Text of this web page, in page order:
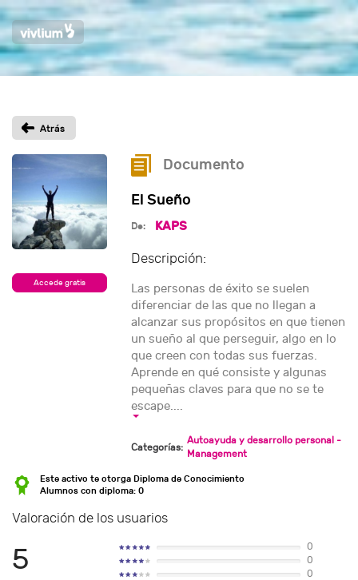
Accede gratis
Documento
El Sueño
De: KAPS
Descripción:
Las personas de éxito se suelen
diferenciar de las que no llegan a
alcanzar sus propósitos en que tienen
un sueño al que perseguir, algo en lo
que creen con todas sus fuerzas.
Aprende en qué consiste y algunas
pequeñas claves para que no se te
escape....
Categorías:
Autoayuda y desarrollo personal -
Management
Este activo te otorga Diploma de Conocimiento
Alumnos con diploma: 0
Valoración de los usuarios
5
0
0
0